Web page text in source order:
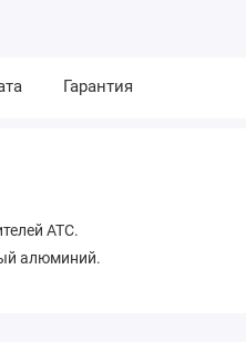
Гарантия
ATC.
алюминий.